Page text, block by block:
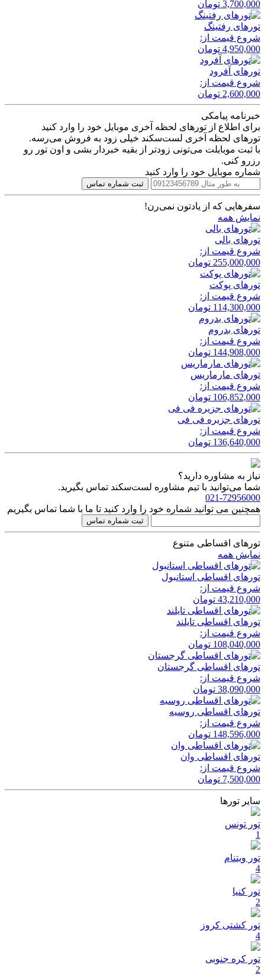
3,700,000 تومان
تور‌های رفتینگ
شروع قیمت از:
4,950,000 تومان
تور‌های آفرود
شروع قیمت از:
2,600,000 تومان
خبرنامه پیامکی
برای اطلاع از تورهای لحظه آخری موبایل خود را وارد کنید
تورهای لحظه آخری لست‌سکند خیلی زود به فروش می‌رسه.
با ثبت موبایلت می‌تونی زودتر از بقیه خبردار بشی و اون تور رو
رزرو کنی.
شماره موبایل خود را وارد کنید
ثبت شماره تماس
سفرهایی که از یادتون نمی‌رن!
نمایش همه
تور‌های بالی
شروع قیمت از:
255,000,000 تومان
تور‌های پوکت
شروع قیمت از:
114,300,000 تومان
تور‌های بدروم
شروع قیمت از:
144,908,000 تومان
تور‌های مارماریس
شروع قیمت از:
106,852,000 تومان
تور‌های جزیره فی فی
شروع قیمت از:
136,640,000 تومان
نیاز به مشاوره دارید؟
شما می‌توانید با تیم مشاوره لست‌سکند تماس بگیرید.
021-72956000
همچنین می توانید شماره خود را وارد کنید تا ما با شما تماس بگیریم
ثبت شماره تماس
تورهای اقساطی متنوع
نمایش همه
تور‌های اقساطی استانبول
شروع قیمت از:
43,210,000 تومان
تور‌های اقساطی تایلند
شروع قیمت از:
108,040,000 تومان
تور‌های اقساطی گرجستان
شروع قیمت از:
38,090,000 تومان
تور‌های اقساطی روسیه
شروع قیمت از:
148,596,000 تومان
تور‌های اقساطی وان
شروع قیمت از:
7,500,000 تومان
سایر تورها
تور تونس
1
تور ویتنام
4
تور کنیا
2
تور کشتی کروز
4
تور کره جنوبی
2